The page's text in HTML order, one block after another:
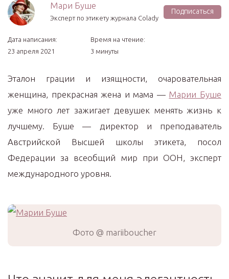
Мари Буше
Эксперт по этикету журнала Colady
Подписаться
Дата написания:
23 апреля 2021
Время на чтение:
3 минуты
Эталон грации и изящности, очаровательная
женщина, прекрасная жена и мама — Марии Буше
уже много лет зажигает девушек менять жизнь к
лучшему. Буше — директор и преподаватель
Австрийской Высшей школы этикета, посол
Федерации за всеобщий мир при ООН, эксперт
международного уровня.
Фото @ mariiboucher